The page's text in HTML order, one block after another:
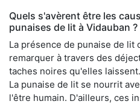
Quels s'avèrent être les
punaises de lit à Vidauban ?
La présence de punaise de lit
remarquer à travers des
taches noires qu'elles laissent.
La punaise de lit se nourrit
l'être humain. D'ailleurs, ces